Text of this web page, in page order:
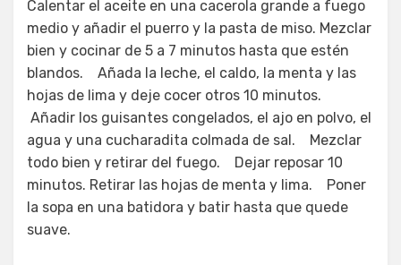
Calentar el aceite en una cacerola grande a fuego
medio y añadir el puerro y la pasta de miso. Mezclar
bien y cocinar de 5 a 7 minutos hasta que estén
blandos. Añada la leche, el caldo, la menta y las
hojas de lima y deje cocer otros 10 minutos.
Añadir los guisantes congelados, el ajo en polvo, el
agua y una cucharadita colmada de sal. Mezclar
todo bien y retirar del fuego. Dejar reposar 10
minutos. Retirar las hojas de menta y lima. Poner
la sopa en una batidora y batir hasta que quede
suave.